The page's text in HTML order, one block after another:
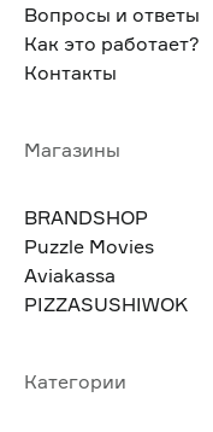
Вопросы и ответы
Как это работает?
Контакты
Магазины
BRANDSHOP
Puzzle Movies
Aviakassa
PIZZASUSHIWOK
Категории